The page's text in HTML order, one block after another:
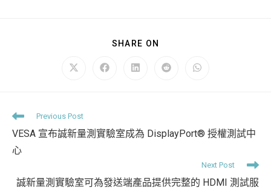
SHARE ON
CONTENT
Opens
Opens
Opens
Opens
Opens
Read
articles
Previous Post
VESA 宣布誠新量測實驗室成為 DisplayPort® 授權測試中
心
Next Post
誠新量測實驗室可為發送端產品提供完整的 HDMI 測試服